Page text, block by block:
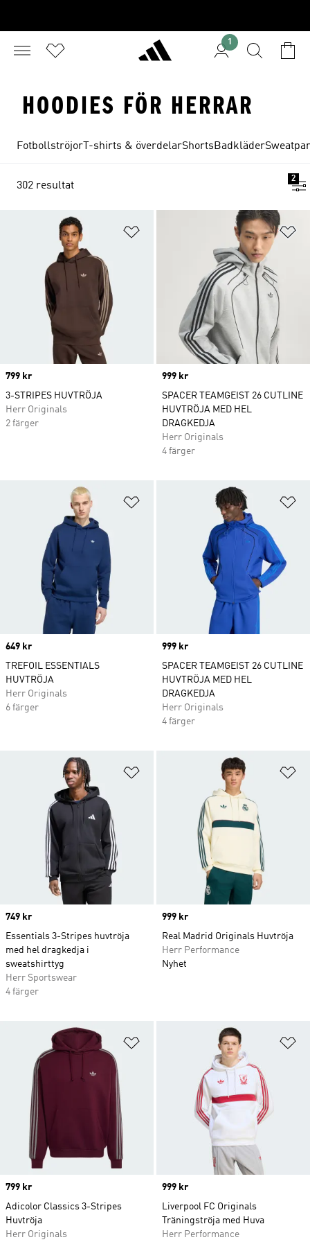
1
HOODIES FÖR HERRAR
Fotbollströjor T-shirts & överdelarShortsBadkläder
302 resultat
2
Lägg till på önskelistan
Price
799 kr
3-STRIPES HUVTRÖJA
Herr Originals
2 färger
Price
999 kr
SPACER TEAMGEIST 26 CUTLINE
HUVTRÖJA MED HEL
DRAGKEDJA
Herr Originals
4 färger
Lägg till på önskelistan
Price
649 kr
TREFOIL ESSENTIALS
HUVTRÖJA
Herr Originals
6 färger
Price
999 kr
SPACER TEAMGEIST 26 CUTLINE
HUVTRÖJA MED HEL
DRAGKEDJA
Herr Originals
4 färger
Lägg till på önskelistan
Price
749 kr
Essentials 3-Stripes huvtröja
med hel dragkedja i
sweatshirttyg
Herr Sportswear
4 färger
Price
999 kr
Real Madrid Originals Huvtröja
Herr Performance
Nyhet
Lägg till på önskelistan
Price
799 kr
Adicolor Classics 3-Stripes
Huvtröja
Herr Originals
Price
999 kr
Liverpool FC Originals
Träningströja med Huva
Herr Performance